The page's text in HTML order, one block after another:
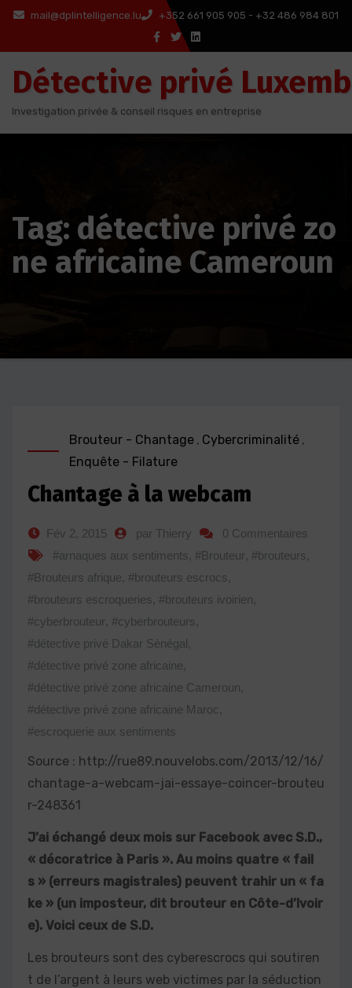
Aller
contenu
mail@dplintelligence.lu +352 661 905 905 - +32 486 984 801
Détective privé
Investigation privée & conseil risques en entreprise
Tag: détective privé zo
ne africaine Cameroun
Brouteur - Chantage , Cybercriminalité ,
Enquête - Filature
Chantage à la webcam
Fév 2, 2015 par Thierry
0 Commentaires
#arnaques aux sentiments, #Brouteur, #brouteurs,
#Brouteurs afrique, #brouteurs escrocs,
#brouteurs escroqueries, #brouteurs ivoirien,
#cyberbrouteur, #cyberbrouteurs,
#détective privé Dakar Sénégal,
#détective privé zone africaine,
#détective privé zone africaine Cameroun,
#détective privé zone africaine Maroc,
#escroquerie aux sentiments
Source : http://rue89.nouvelobs.com/2013/12/16/
chantage-a-webcam-jai-essaye-coincer-brouteu
r-248361
J’ai échangé deux mois sur Facebook avec S.D.,
« décoratrice à Paris ». Au moins quatre « fail
s » (erreurs magistrales) peuvent trahir un « fa
ke » (un imposteur, dit brouteur en Côte-d’Ivoir
e). Voici ceux de S.D.
Les brouteurs sont des cyberescrocs qui soutiren
t de l’argent à leurs web victimes par la séduction